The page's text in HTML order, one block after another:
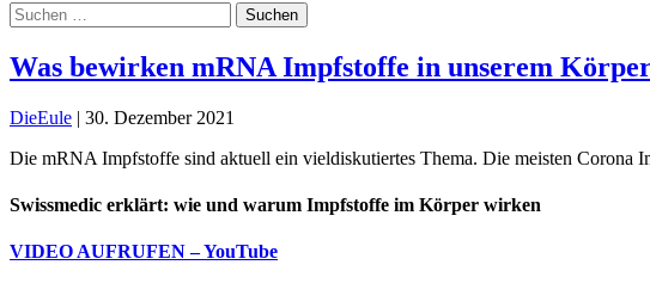
Suche
nach:
Was bewirken mRNA Impfstoffe in unserem
DieEule | 30. Dezember 2021
Die mRNA Impfstoffe sind aktuell ein vieldiskutiertes Thema. Die meisten Corona
Swissmedic erklärt: wie und warum Impfstoffe im Körper wirken
VIDEO AUFRUFEN – YouTube